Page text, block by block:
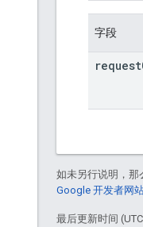
字段
request
如未另行说明，那
Google 开发者网
最后更新时间